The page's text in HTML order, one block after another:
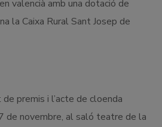
valencià amb una dotació de
la Caixa Rural Sant Josep de
premis i l’acte de cloenda
de novembre, al saló teatre de la